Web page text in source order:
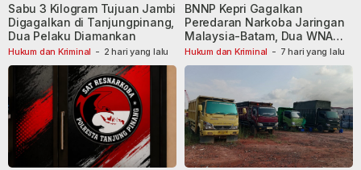
Hukum dan Kriminal - 2 hari yang lalu
Sabu 3 Kilogram Tujuan Jambi
Digagalkan di Tanjungpinang,
Dua Pelaku Diamankan
Hukum dan Kriminal - 7 hari yang lalu
BNNP Kepri Gagalkan
Peredaran Narkoba Jaringan
Malaysia-Batam, Dua WNA
Masih Diburu